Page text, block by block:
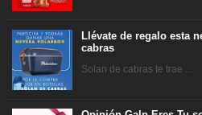
Llévate de regalo esta
cabras
Solan de cabras te trae ...